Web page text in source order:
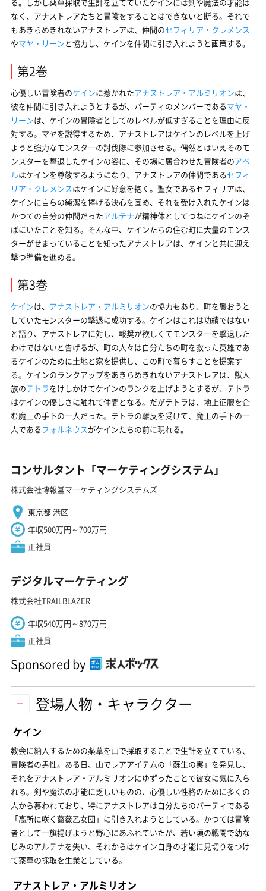
なく、アナストレアたちと冒険をすることはできないと断る。それで
もあきらめきれないアナストレアは、仲間のセフィリア・クレメンス
やマヤ・リーンと協力し、ケインを仲間に引き入れようと画策する。
第2巻
心優しい冒険者のケインに惹かれたアナストレア・アルミリオンは、
彼を仲間に引き入れようとするが、パーティのメンバーであるマヤ・
リーンは、ケインの冒険者としてのレベルが低すぎることを理由に反
対する。マヤを説得するため、アナストレアはケインのレベルを上げ
ようと強力なモンスターの討伐隊に参加させる。偶然とはいえそのモ
ンスターを撃退したケインの姿に、その場に居合わせた冒険者のアベ
ルはケインを尊敬するようになり、アナストレアの仲間であるセフィ
リア・クレメンスはケインに好意を抱く。聖女であるセフィリアは、
ケインに自らの純潔を捧げる決心を固め、それを受け入れたケインは
かつての自分の仲間だったアルテナが精神体としてつねにケインのそ
ばにいたことを知る。そんな中、ケインたちの住む町に大量のモンス
ターがせまっていることを知ったアナストレアは、ケインと共に迎え
撃つ準備を進める。
第3巻
ケインは、 アナストレア・アルミリオンの協力もあり、町を襲おうと
していたモンスターの撃退に成功する。ケインはこれは功績ではない
と語り、アナストレアに対し、報奨が欲しくてモンスターを撃退した
わけではないと告げるが、町の人々は自分たちの町を救った英雄であ
るケインのために土地と家を提供し、この町で暮らすことを提案す
る。ケインのランクアップをあきらめきれないアナストレアは、獣人
族のテトラをけしかけてケインのランクを上げようとするが、テトラ
はケインの優しさに触れて仲間となる。だがテトラは、地上征服を企
む魔王の手下の一人だった。テトラの離反を受けて、魔王の手下の一
人である フォルネウスがケインたちの前に現れる。
コンサルタント「マーケティングシステム」
株式会社博報堂マーケティングシステムズ
東京都 港区
年収500万円～700万円
正社員
デジタルマーケティング
株式会社TRAILBLAZER
年収540万円～870万円
正社員
Sponsored by
登場人物・キャラクター
ケイン
教会に納入するための薬草を山で採取することで生計を立てている、
冒険者の男性。ある日、山でレアアイテムの「蘇生の実」を発見し、
それをアナストレア・アルミリオンにゆずったことで彼女に気に入ら
れる。剣や魔法の才能に乏しいものの、心優しい性格のために多くの
人から慕われており、特にアナストレアは自分たちのパーティである
「高所に咲く薔薇乙女団」に引き入れようとしている。かつては冒険
者として一旗揚げようと野心にあふれていたが、若い頃の戦闘で幼な
じみのアルテナを失い、それからはケイン自身の才能に見切りをつけ
て薬草の採取を生業としている。
アナストレア・アルミリオン